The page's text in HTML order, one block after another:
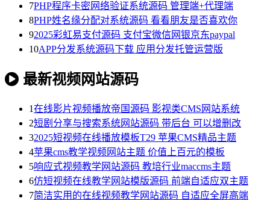
7PHP程序卡密网络验证系统源码 管理端+代理端
8PHP姓名缘分配对系统源码 看看朋友是否喜欢你
92025彩虹易支付源码 支付宝微信网银京东paypal
10APP分发系统源码下载 应用分发托管运营版
最新视频网站源码
1在线影片视频播放帝国源码 影视类CMS网站系统
2短剧分享与搜索系统网站源码 带后台 可以增删改
32025短视频在线播放模板T29 苹果CMS精品主题
4苹果cms教学视频网站主题 价值上百元的模板
5响应式视频教学网站源码 教培行业maccms主题
6仿短视频在线教学网站模版源码 前端自适应双主题
7简洁实用的在线视频教学网站源码 自适应全屏高端